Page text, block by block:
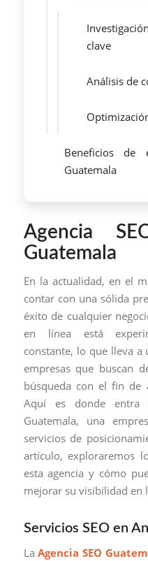
clave
Análisis de
Beneficios de
Guatemala
Agencia
Guatemala
En la actualidad, en el
contar con una sólida
éxito de cualquier
en línea está
constante, lo que lleva
empresas que buscan
búsqueda con el fin de
Aquí es donde entra
Guatemala, una
servicios de
artículo, exploraremos
esta agencia y cómo
mejorar su visibilidad en
Servicios SEO en
LaAgencia SEO